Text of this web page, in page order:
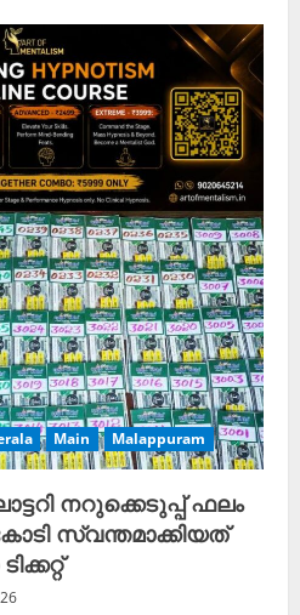
Main Malappuram
നറുക്കെടുപ്പ് ഫലം
സ്വന്തമാക്കിയത്